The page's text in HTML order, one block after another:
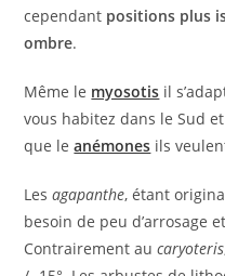
cependant positions plus
ombre.
Même le myosotis il
vous habitez dans le Sud
que le anémones ils
Lesagapanthe, étant
besoin de peu d’arrosage
Contrairement aucaryoteris